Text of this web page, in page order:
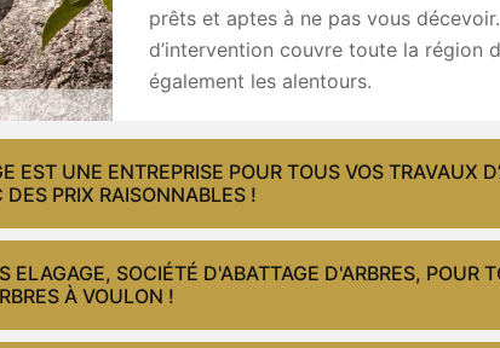
prêts et aptes à ne pas vous
d’intervention couvre toute la région
également les alentours.
EST UNE ENTREPRISE POUR TOUS VOS TRAVAUX
PRIX RAISONNABLES !
ELAGAGE, SOCIÉTÉ D'ABATTAGE D'ARBRES, POUR
À VOULON !